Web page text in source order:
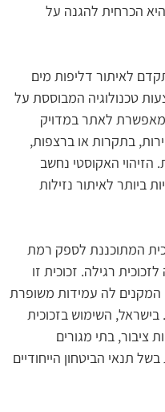
הכרחית להגנה על
לאיתור דליפות מים
טכנולוגיה המבוססת על
מאפשרת לאתר במדויק
בתקרות או ברצפות,
הזיהוי האקוסטי נחשב
ביותר לאיתור נזילות
המתוכננת לספק רמת
רגילה. זכוכית זו
המקנים לה עמידות משופרת
בישראל, השימוש בזכוכית
ציבור, בתי מגורים
תנאי הביטחון הייחודיים